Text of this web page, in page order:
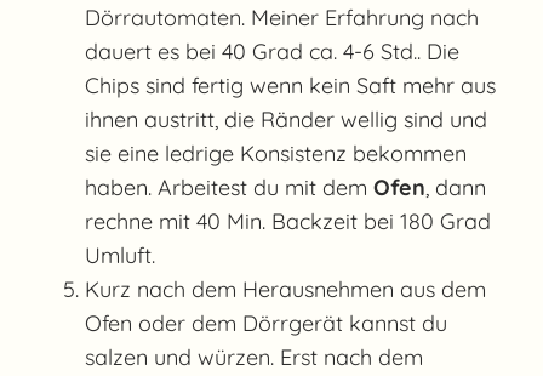
Dörrautomaten. Meiner Erfahrung nach
dauert es bei 40 Grad ca. 4-6 Std.. Die
Chips sind fertig wenn kein Saft mehr aus
ihnen austritt, die Ränder wellig sind und
sie eine ledrige Konsistenz bekommen
haben. Arbeitest du mit demOfen, dann
rechne mit 40 Min. Backzeit bei 180 Grad
Umluft.
Kurz nach dem Herausnehmen aus dem
Ofen oder dem Dörrgerät kannst du
salzen und würzen. Erst nach dem